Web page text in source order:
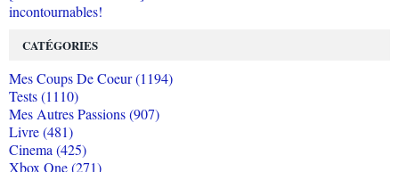
incontournables!
CATÉGORIES
Mes Coups De Coeur (1194)
Tests (1110)
Mes Autres Passions (907)
Livre (481)
Cinema (425)
Xbox One (271)